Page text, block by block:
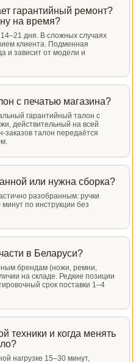
гарантийный ремонт?
на время?
дня. В сложных случаях
клиента. Подменная
и зависит от модели и
с печатью магазина?
гарантийный талон с
действительный на всей
талон передаётся
или нужна сборка?
разобранным: ручки
по инструкции без
в Беларуси?
брендам (ножи, ремни,
на складе. Редкие позиции
срок поставки 1–4
техники и когда менять
нагрузке 15–30 минут,